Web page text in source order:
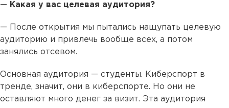
— Какая у вас целевая аудитория?
— После открытия мы пытались нащупать целевую
аудиторию и привлечь вообще всех, а потом
занялись отсевом.
Основная аудитория — студенты. Киберспорт в
тренде, значит, они в киберспорте. Но они не
оставляют много денег за визит. Эта аудитория